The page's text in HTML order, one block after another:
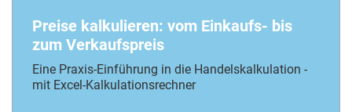
Preise kalkulieren: vom Einkaufs- bis
zum Verkaufspreis
Eine Praxis-Einführung in die Handelskalkulation -
mit Excel-Kalkulationsrechner